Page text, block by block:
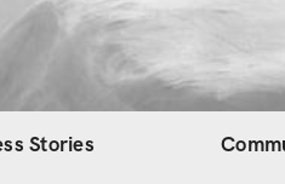
Stories